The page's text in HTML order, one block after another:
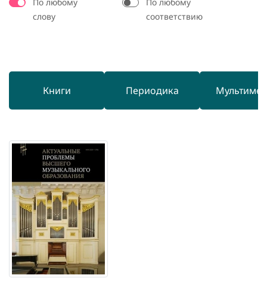
По любому
слову
По любому
соответствию
Книги Периодика